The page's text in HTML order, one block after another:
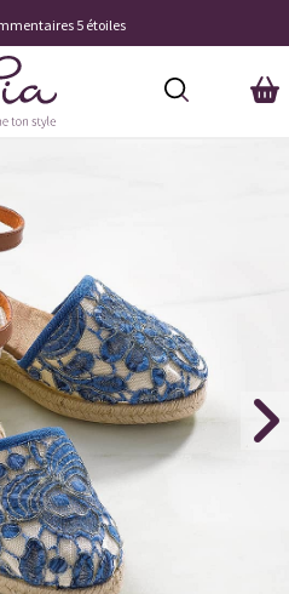
dernier catalogue